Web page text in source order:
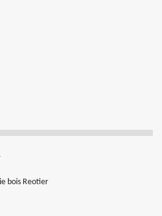
bois Reotier